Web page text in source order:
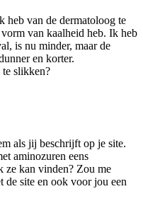
heb van de dermatoloog te
van kaalheid heb. Ik heb
is nu minder, maar de
en korter.
slikken?
als jij beschrijft op je site.
aminozuren eens
ze kan vinden? Zou me
de site en ook voor jou een